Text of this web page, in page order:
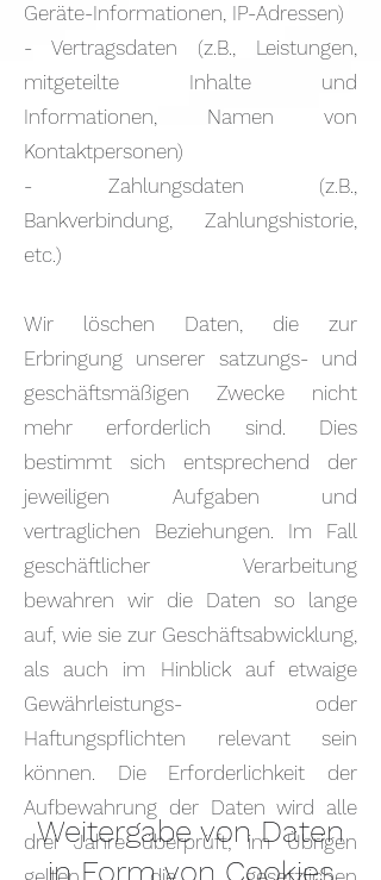
Geräte-Informationen, IP-Adressen)
- Vertragsdaten (z.B., Leistungen,
mitgeteilte Inhalte und
Informationen, Namen von
Kontaktpersonen)
- Zahlungsdaten (z.B.,
Bankverbindung, Zahlungshistorie,
etc.)
Wir löschen Daten, die zur
Erbringung unserer satzungs- und
geschäftsmäßigen Zwecke nicht
mehr erforderlich sind. Dies
bestimmt sich entsprechend der
jeweiligen Aufgaben und
vertraglichen Beziehungen. Im Fall
geschäftlicher Verarbeitung
bewahren wir die Daten so lange
auf, wie sie zur Geschäftsabwicklung,
als auch im Hinblick auf etwaige
Gewährleistungs- oder
Haftungspflichten relevant sein
können. Die Erforderlichkeit der
Aufbewahrung der Daten wird alle
drei Jahre überprüft; im Übrigen
Weitergabe von Daten
in Form von Cookies